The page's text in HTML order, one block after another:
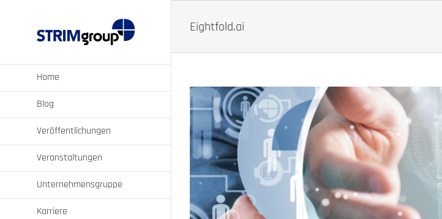
Home
Blog
Veröffentlichungen
Veranstaltungen
Unternehmensgruppe
Karriere
Eightfold.ai